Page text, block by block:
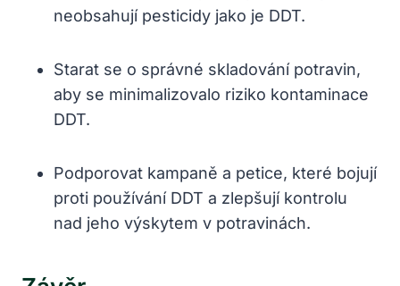
neobsahují pesticidy jako je DDT.
Starat se o správné skladování potravin,
aby se minimalizovalo riziko kontaminace
DDT.
Podporovat kampaně a petice, které bojují
proti používání DDT a zlepšují kontrolu
nad jeho výskytem v potravinách.